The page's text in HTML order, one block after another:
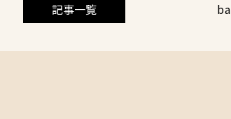
記事一覧